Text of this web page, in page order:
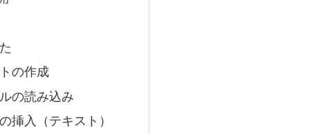
の作成
の読み込み
挿入（テキスト）